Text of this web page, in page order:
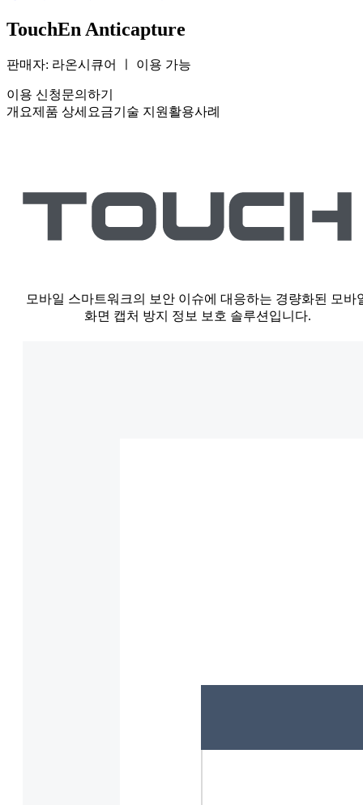
TouchEn Anticapture
판매자: 라온시큐어 이용 가능
이용 신청문의하기
개요제품 상세 요금기술 지원 활용사례
모바일 스마트워크의 보안 이슈에 대응하는 경량화된 모바
화면 캡처 방지 정보 보호 솔루션입니다.